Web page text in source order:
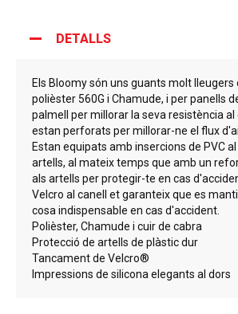
DETALLS
Els Bloomy són uns guants molt
polièster 560G i Chamude, i per panells
palmell per millorar la seva resistència al
estan perforats per millorar-ne el flux
Estan equipats amb insercions de PVC
artells, al mateix temps que amb un
als artells per protegir-te en cas
Velcro al canell et garanteix que es
cosa indispensable en cas d'accident.
Polièster, Chamude i cuir de cabra
Protecció de artells de plàstic dur
Tancament de Velcro®
Impressions de silicona elegants al dors